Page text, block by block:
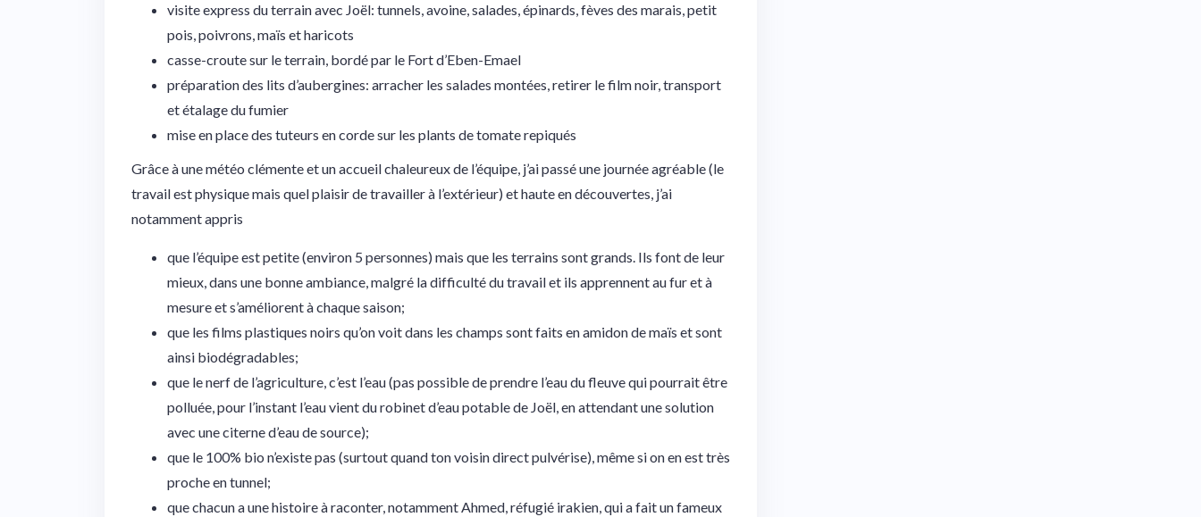
visite express du terrain avec Joël: tunnels, avoine, salades, épinards, fèves des marais, petit
pois, poivrons, maïs et haricots
casse-croute sur le terrain, bordé par le Fort d’Eben-Emael
préparation des lits d’aubergines: arracher les salades montées, retirer le film noir, transport
et étalage du fumier
mise en place des tuteurs en corde sur les plants de tomate repiqués
Grâce à une météo clémente et un accueil chaleureux de l’équipe, j’ai passé une journée agréable (le
travail est physique mais quel plaisir de travailler à l’extérieur) et haute en découvertes, j’ai
notamment appris
que l’équipe est petite (environ 5 personnes) mais que les terrains sont grands. Ils font de leur
mieux, dans une bonne ambiance, malgré la difficulté du travail et ils apprennent au fur et à
mesure et s’améliorent à chaque saison;
que les films plastiques noirs qu’on voit dans les champs sont faits en amidon de maïs et sont
ainsi biodégradables;
que le nerf de l’agriculture, c’est l’eau (pas possible de prendre l’eau du fleuve qui pourrait être
polluée, pour l’instant l’eau vient du robinet d’eau potable de Joël, en attendant une solution
avec une citerne d’eau de source);
que le 100% bio n’existe pas (surtout quand ton voisin direct pulvérise), même si on en est très
proche en tunnel;
que chacun a une histoire à raconter, notamment Ahmed, réfugié irakien, qui a fait un fameux